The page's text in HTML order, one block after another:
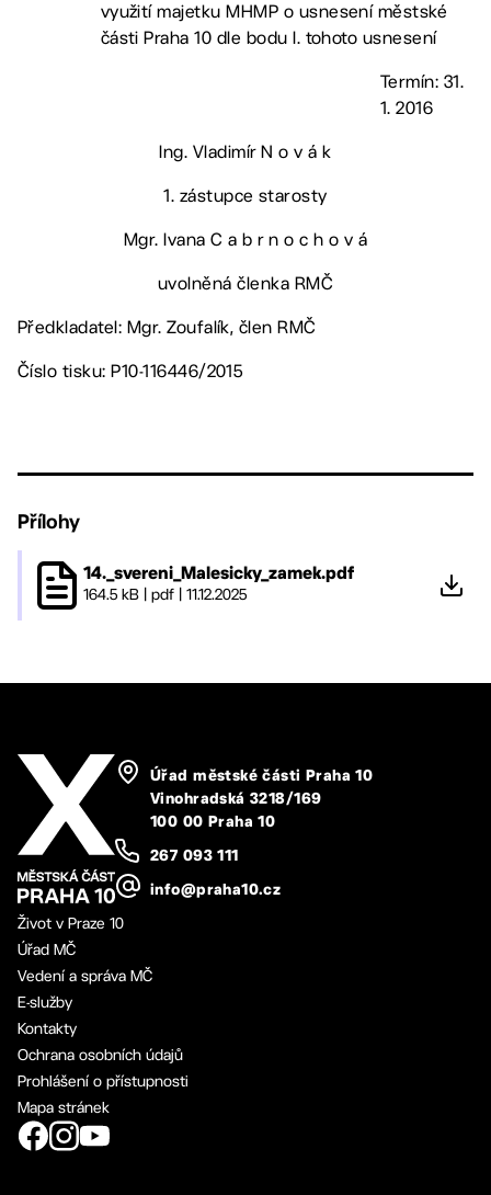
využití majetku MHMP o usnesení městské
části Praha 10 dle bodu I. tohoto usnesení
Termín: 31.
1. 2016
Ing. Vladimír N o v á k
1. zástupce starosty
Mgr. Ivana C a b r n o c h o v á
uvolněná členka RMČ
Předkladatel: Mgr. Zoufalík, člen RMČ
Číslo tisku: P10-116446/2015
Přílohy
14._svereni_Malesicky_zamek.pdf
164.5 kB pdf 11.12.2025
Úřad městské části Praha 10
Vinohradská 3218/169
100 00 Praha 10
267 093 111
info@praha10.cz
Život v Praze 10
Úřad MČ
Vedení a správa MČ
E-služby
Kontakty
Ochrana osobních údajů
Prohlášení o přístupnosti
Mapa stránek